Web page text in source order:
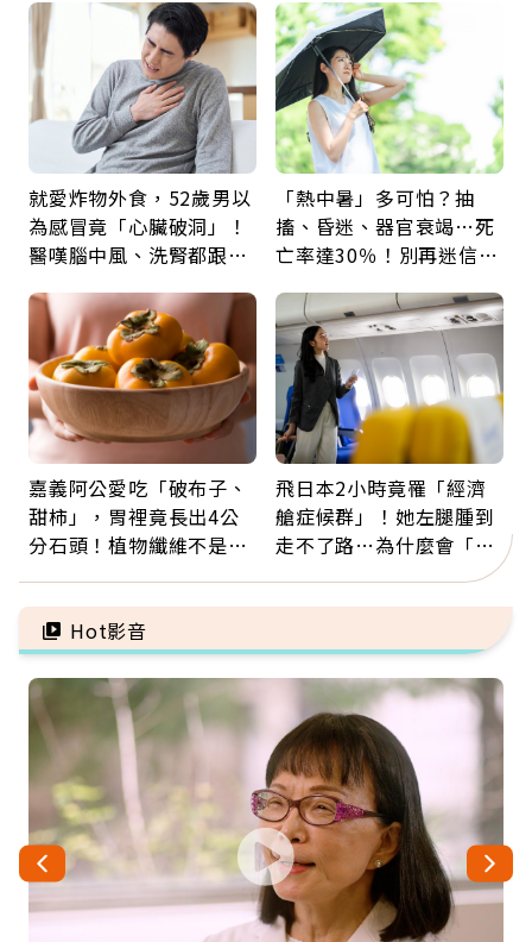
福
就愛炸物外食，52歲男以
為感冒竟「心臟破洞」！
醫嘆腦中風、洗腎都跟它
救
「熱中暑」多可怕？抽
搐、昏迷、器官衰竭…死
亡率達30％！別再迷信
5招才能真救命
嘉義阿公愛吃「破布子、
甜柿」，胃裡竟長出4公
分石頭！植物纖維不是吃
榜
飛日本2小時竟罹「經濟
艙症候群」！她左腿腫到
走不了路…為什麼會「靜
脈血栓」？醫示警7種人
注意
Hot影音